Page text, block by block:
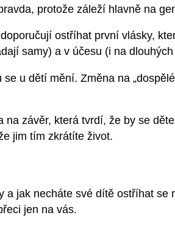
protože záleží hlavně na
ostříhat první vlásky,
samy) a v účesu (i na
se u dětí mění. Změna na
na závěr, která tvrdí, že by se
jim tím zkrátíte život.
a jak necháte své dítě ostříhat se
jen na vás.